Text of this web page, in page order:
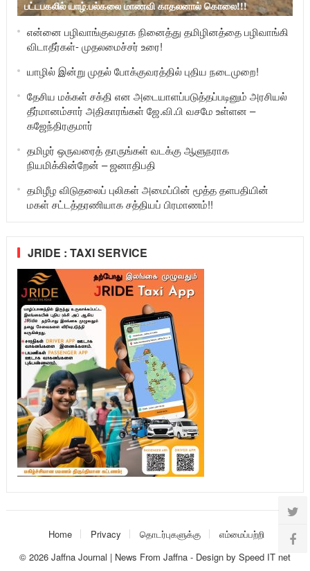
பட்டபகலில் யாழ்.பல்கலை மாணவி காதலனால் கொலை!!!
என்னை பழிவாங்குவதாக நினைத்து தமிழினத்தை பழிவாங்கி
விடாதீர்கள்- முதலமைச்சர் உரை!
யாழில் இன்று முதல் போக்குவரத்தில் புதிய நடைமுறை!
தேசிய மக்கள் சக்தி என அடையாளப்படுத்தப்படினும் அரசியல்
தீர்மானம்சார் அதிகாரங்கள் ஜே.வி.பி வசமே உள்ளன –
கஜேந்திரகுமார்
தமிழர் ஒருவரைத் தாருங்கள் வடக்கு ஆளுநராக
நியமிக்கின்றேன் – ஜனாதிபதி
தமிழீழ விடுதலைப் புலிகள் அமைப்பின் மூத்த தளபதியின்
மகள் சட்டத்தரணியாக சத்தியப் பிரமாணம்!!
JRIDE : TAXI SERVICE
Home Privacy தொடர்புகளுக்கு
எம்மைப்பற்றி
© 2026 Jaffna Journal | News From Jaffna- Design by Speed IT net